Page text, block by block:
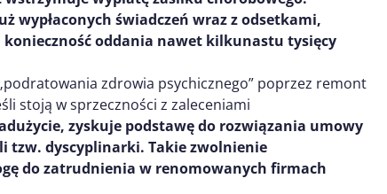
wypłaconych świadczeń wraz z odsetkami,
konieczność oddania nawet kilkunastu tysięcy
zdrowia psychicznego” poprzez remont
stoją w sprzeczności z zaleceniami
zyskuje podstawę do rozwiązania umowy
tzw. dyscyplinarki. Takie zwolnienie
do zatrudnienia w renomowanych firmach